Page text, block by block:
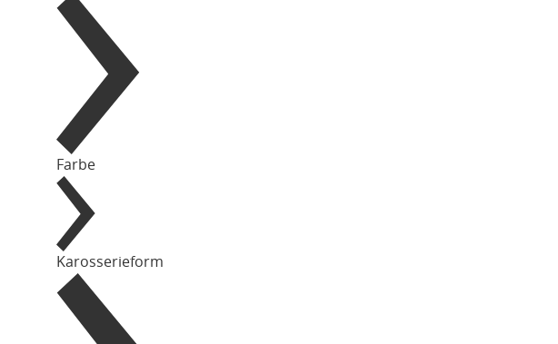
Farbe
Karosserieform